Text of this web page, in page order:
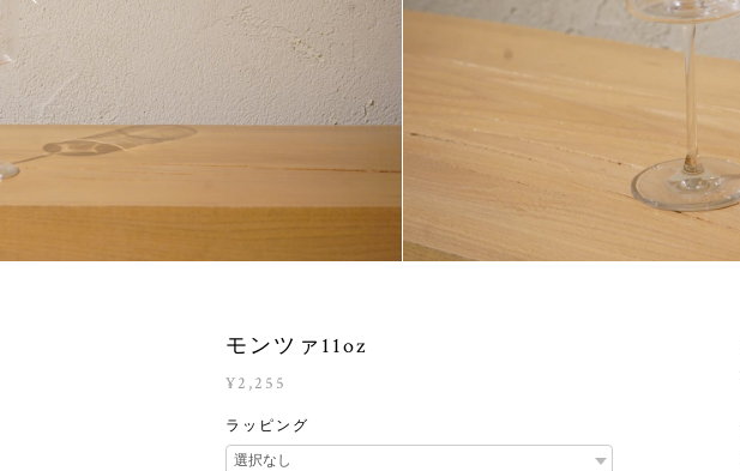
モンツァ11oz
¥2,255
ラッピング